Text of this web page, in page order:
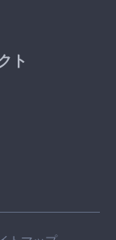
ト